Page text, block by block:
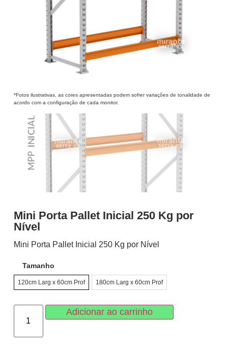
*Fotos ilustrativas, as cores apresentadas podem sofrer variações de tonalidade de
acordo com a configuração de cada monitor.
Mini Porta Pallet Inicial 250 Kg por
Nível
Mini Porta Pallet Inicial 250 Kg por Nível
Tamanho
120cm Larg x 60cm Prof 180cm Larg x 60cm Prof
Adicionar ao carrinho